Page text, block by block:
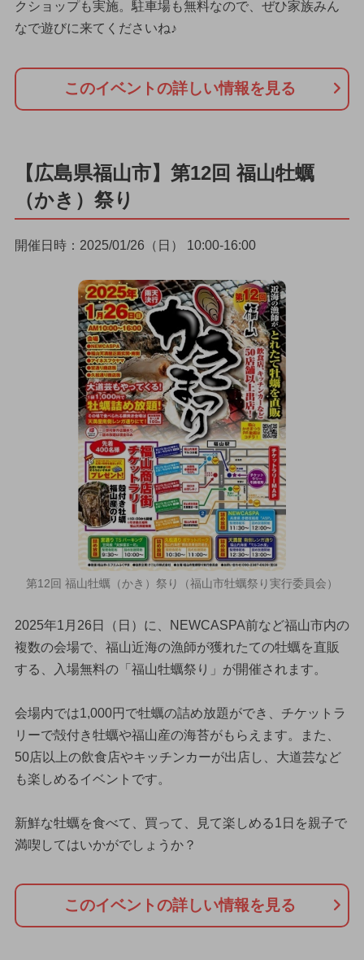
クショップも実施。駐車場も無料なので、ぜひ家族みん
なで遊びに来てくださいね♪
このイベントの詳しい情報を見る
【広島県福山市】第12回 福山牡蠣
（かき）祭り
開催日時：2025/01/26（日） 10:00-16:00
第12回 福山牡蠣（かき）祭り（福山市牡蠣祭り実行委員会）
2025年1月26日（日）に、NEWCASPA前など福山市内の
複数の会場で、福山近海の漁師が獲れたての牡蠣を直販
する、入場無料の「福山牡蠣祭り」が開催されます。
会場内では1,000円で牡蠣の詰め放題ができ、チケットラ
リーで殻付き牡蠣や福山産の海苔がもらえます。また、
50店以上の飲食店やキッチンカーが出店し、大道芸など
も楽しめるイベントです。
新鮮な牡蠣を食べて、買って、見て楽しめる1日を親子で
満喫してはいかがでしょうか？
このイベントの詳しい情報を見る